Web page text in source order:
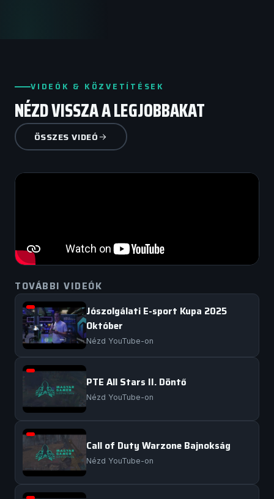
VIDEÓK & KÖZVETÍTÉSEK
NÉZD VISSZA A LEGJOBBAKAT
ÖSSZES VIDEÓ
TOVÁBBI VIDEÓK
Jószolgálati E-sport Kupa 2025
Október
Nézd YouTube-on
PTE All Stars II. Döntő
Nézd YouTube-on
Call of Duty Warzone Bajnokság
Nézd YouTube-on